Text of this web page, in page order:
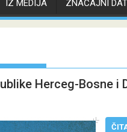
IZ MEDIJA ZNAČAJNI
Herceg-Bosne i